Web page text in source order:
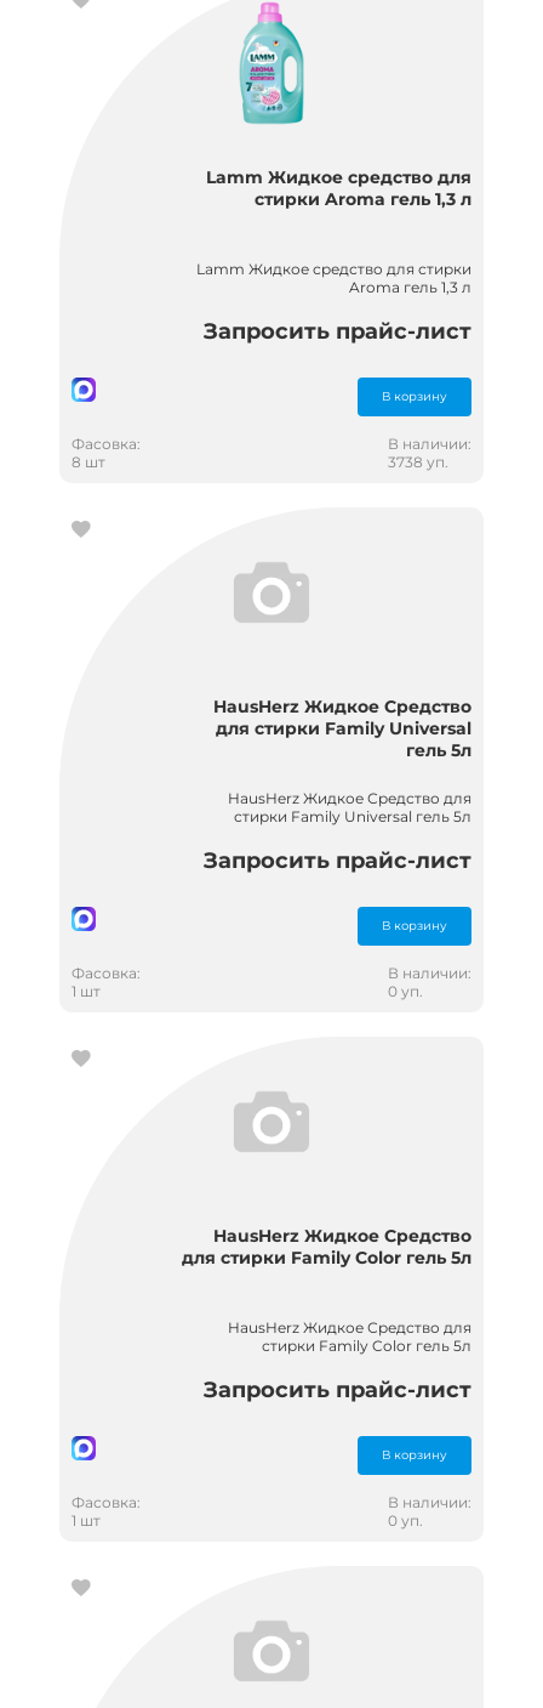
Lamm Жидкое средство для
стирки Aroma гель 1,3 л
Lamm Жидкое средство для стирки
Aroma гель 1,3 л
Запросить прайс-лист
В корзину
Фасовка:
8 шт
В наличии:
3738 уп.
HausHerz Жидкое Средство
для стирки Family Universal
гель 5л
HausHerz Жидкое Средство для
стирки Family Universal гель 5л
Запросить прайс-лист
В корзину
Фасовка:
1 шт
В наличии:
0 уп.
HausHerz Жидкое Средство
для стирки Family Color гель 5л
HausHerz Жидкое Средство для
стирки Family Color гель 5л
Запросить прайс-лист
В корзину
Фасовка:
1 шт
В наличии:
0 уп.